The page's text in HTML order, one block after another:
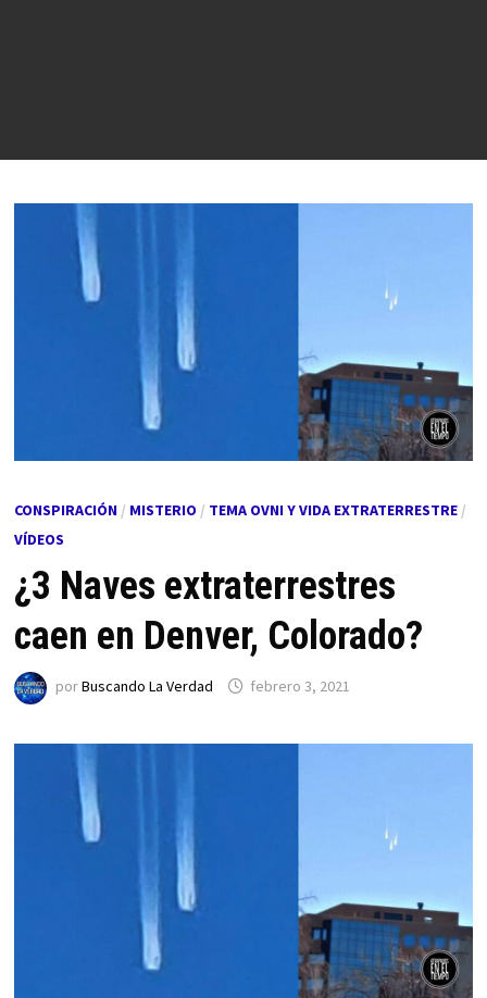
CONSPIRACIÓN/ MISTERIO / TEMA OVNI Y VIDA EXTRATERRESTRE/
VÍDEOS
¿3 Naves extraterrestres
caen en Denver, Colorado?
porBuscando La Verdad febrero 3, 2021